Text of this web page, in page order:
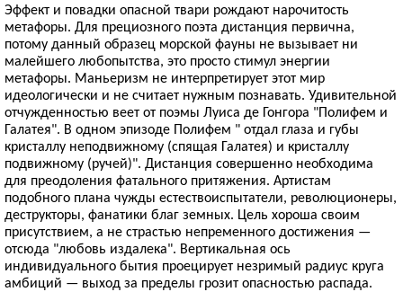
Эффект и повадки опасной твари рождают нарочитость
метафоры. Для прециозного поэта дистанция первична,
потому данный образец морской фауны не вызывает ни
малейшего любопытства, это просто стимул энергии
метафоры. Маньеризм не интерпретирует этот мир
идеологически и не считает нужным познавать. Удивительной
отчужденностью веет от поэмы Луиса де Гонгора "Полифем и
Галатея". В одном эпизоде Полифем " отдал глаза и губы
кристаллу неподвижному (спящая Галатея) и кристаллу
подвижному (ручей)". Дистанция совершенно необходима
для преодоления фатального притяжения. Артистам
подобного плана чужды естествоиспытатели, революционеры,
деструкторы, фанатики благ земных. Цель хороша своим
присутствием, а не страстью непременного достижения —
отсюда "любовь издалека". Вертикальная ось
индивидуального бытия проецирует незримый радиус круга
амбиций — выход за пределы грозит опасностью распада.